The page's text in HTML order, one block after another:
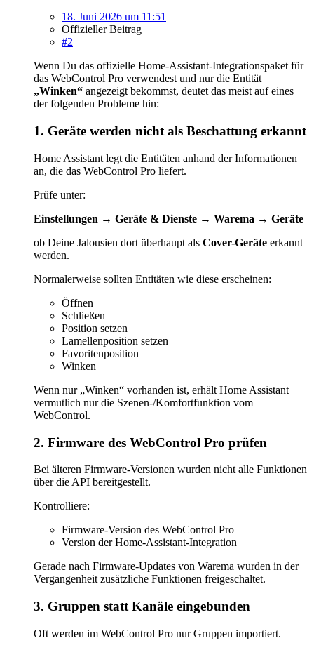
18. Juni 2026 um 11:51
Offizieller Beitrag
#2
Wenn Du das offizielle Home-Assistant-Integrationspaket für
das WebControl Pro verwendest und nur die Entität
„Winken“ angezeigt bekommst, deutet das meist auf eines
der folgenden Probleme hin:
1. Geräte werden nicht als Beschattung erkannt
Home Assistant legt die Entitäten anhand der Informationen
an, die das WebControl Pro liefert.
Prüfe unter:
Einstellungen → Geräte & Dienste → Warema → Geräte
ob Deine Jalousien dort überhaupt als Cover-Geräte erkannt
werden.
Normalerweise sollten Entitäten wie diese erscheinen:
Öffnen
Schließen
Position setzen
Lamellenposition setzen
Favoritenposition
Winken
Wenn nur „Winken“ vorhanden ist, erhält Home Assistant
vermutlich nur die Szenen-/Komfortfunktion vom
WebControl.
2. Firmware des WebControl Pro prüfen
Bei älteren Firmware-Versionen wurden nicht alle Funktionen
über die API bereitgestellt.
Kontrolliere:
Firmware-Version des WebControl Pro
Version der Home-Assistant-Integration
Gerade nach Firmware-Updates von Warema wurden in der
Vergangenheit zusätzliche Funktionen freigeschaltet.
3. Gruppen statt Kanäle eingebunden
Oft werden im WebControl Pro nur Gruppen importiert.